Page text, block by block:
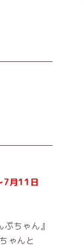
月11日
ちゃん』
ゃんと